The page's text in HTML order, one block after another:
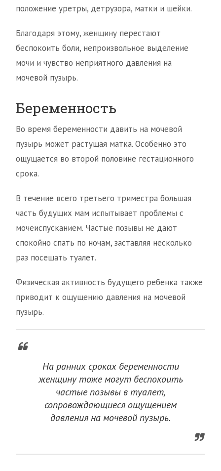
положение уретры, детрузора, матки и шейки.
Благодаря этому, женщину перестают
беспокоить боли, непроизвольное выделение
мочи и чувство неприятного давления на
мочевой пузырь.
Беременность
Во время беременности давить на мочевой
пузырь может растущая матка. Особенно это
ощущается во второй половине гестационного
срока.
В течение всего третьего триместра большая
часть будущих мам испытывает проблемы с
мочеиспусканием. Частые позывы не дают
спокойно спать по ночам, заставляя несколько
раз посещать туалет.
Физическая активность будущего ребенка также
приводит к ощущению давления на мочевой
пузырь.
На ранних сроках беременности
женщину тоже могут беспокоить
частые позывы в туалет,
сопровождающиеся ощущением
давления на мочевой пузырь.